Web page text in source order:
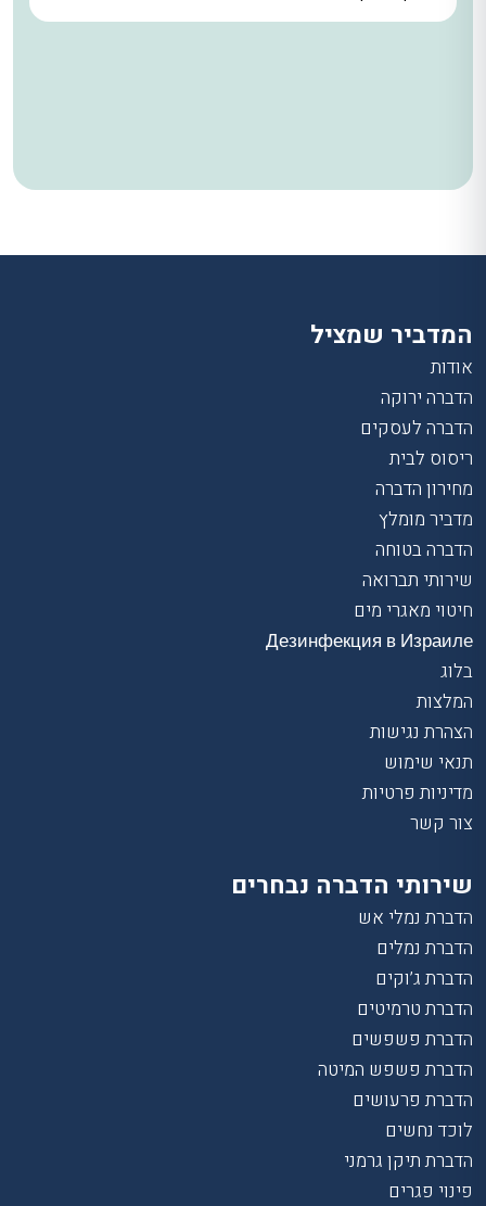
המדביר שמציל
אודות
הדברה ירוקה
הדברה לעסקים
ריסוס לבית
מחירון הדברה
מדביר מומלץ
הדברה בטוחה
שירותי תברואה
חיטוי מאגרי מים
Дезинфекция в Израиле
בלוג
המלצות
הצהרת נגישות
תנאי שימוש
מדיניות פרטיות
צור קשר
שירותי הדברה נבחרים
הדברת נמלי אש
הדברת נמלים
הדברת ג’וקים
הדברת טרמיטים
הדברת פשפשים
הדברת פשפש המיטה
הדברת פרעושים
לוכד נחשים
הדברת תיקן גרמני
פינוי פגרים